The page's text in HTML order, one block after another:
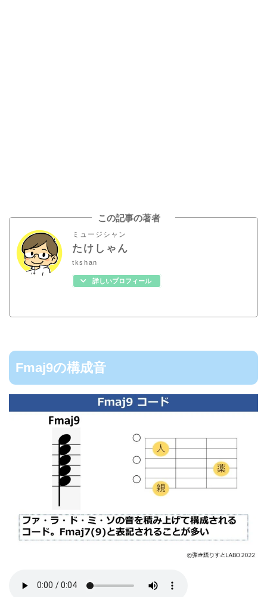
この記事の著者
ミュージシャン
たけしゃん
tkshan
詳しいプロフィール
Fmaj9の構成音